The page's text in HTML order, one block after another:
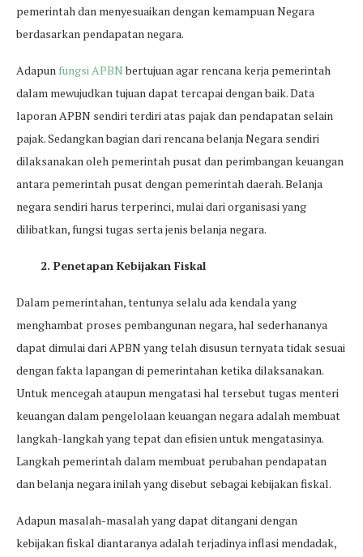
pemerintah dan menyesuaikan dengan kemampuan Negara
berdasarkan pendapatan negara.
Adapun fungsi APBNbertujuan agar rencana kerja pemerintah
dalam mewujudkan tujuan dapat tercapai dengan baik. Data
laporan APBN sendiri terdiri atas pajak dan pendapatan selain
pajak. Sedangkan bagian dari rencana belanja Negara sendiri
dilaksanakan oleh pemerintah pusat dan perimbangan keuangan
antara pemerintah pusat dengan pemerintah daerah. Belanja
negara sendiri harus terperinci, mulai dari organisasi yang
dilibatkan, fungsi tugas serta jenis belanja negara.
2. Penetapan Kebijakan Fiskal
Dalam pemerintahan, tentunya selalu ada kendala yang
menghambat proses pembangunan negara, hal sederhananya
dapat dimulai dari APBN yang telah disusun ternyata tidak sesuai
dengan fakta lapangan di pemerintahan ketika dilaksanakan.
Untuk mencegah ataupun mengatasi hal tersebut tugas menteri
keuangan dalam pengelolaan keuangan negara adalah membuat
langkah-langkah yang tepat dan efisien untuk mengatasinya.
Langkah pemerintah dalam membuat perubahan pendapatan
dan belanja negara inilah yang disebut sebagai kebijakan fiskal.
Adapun masalah-masalah yang dapat ditangani dengan
kebijakan fiskal diantaranya adalah terjadinya inflasi mendadak,